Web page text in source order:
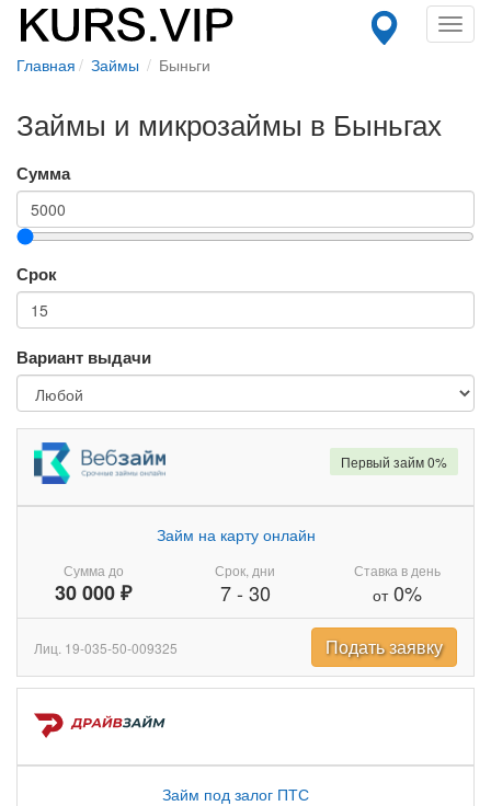
Главная Займы Быньги
Займы и микрозаймы в Быньгах
Сумма
Срок
Вариант выдачи
Сумма до
30 000 ₽
Займ на карту онлайн
Срок, дни
7- 30
Ставка в день
от0%
Первый займ 0%
Лиц. 19-035-50-009325 Подать заявку
Займ под залог ПТС